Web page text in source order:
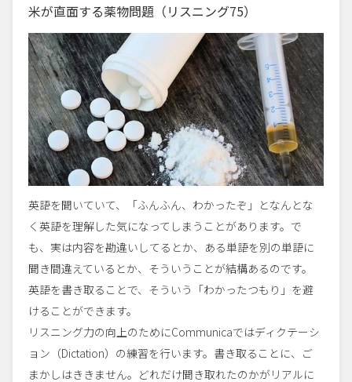
米が直面する薬物問題（リスニング75）
英語を聞いていて、「ふんふん、わかったぞ」となんとな
く英語を理解した気になってしまうことがあります。で
も、実は内容を勘違いしてるとか、ある単語を別の単語に
聞き間違えているとか、そういうことが結構あるのです。
英語を書き取ることで、そういう「わかったつもり」を避
けることができます。
リスニング力の向上のためにCommunicaではディクテーシ
ョン（Dictation）の練習を行います。書き取ることに、ご
まかしはききません。どれだけ聞き取れたのかがリアルに